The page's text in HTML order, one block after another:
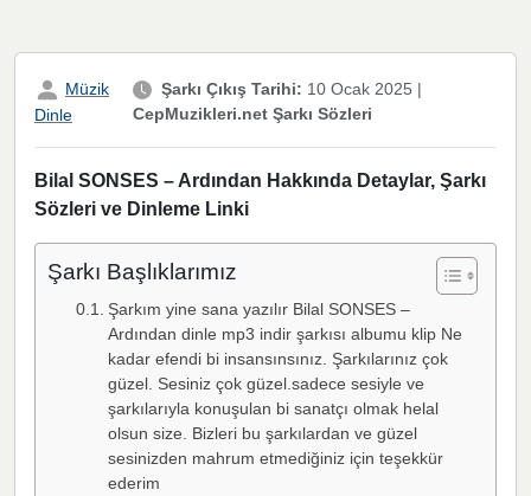
Müzik
Dinle
Şarkı Çıkış Tarihi: 10 Ocak 2025 |
CepMuzikleri.net Şarkı Sözleri
Bilal SONSES – Ardından Hakkında Detaylar, Şarkı
Sözleri ve Dinleme Linki
Şarkı Başlıklarımız
Şarkım yine sana yazılır Bilal SONSES –
Ardından dinle mp3 indir şarkısı albumu klip Ne
kadar efendi bi insansınsınız. Şarkılarınız çok
güzel. Sesiniz çok güzel.sadece sesiyle ve
şarkılarıyla konuşulan bi sanatçı olmak helal
olsun size. Bizleri bu şarkılardan ve güzel
sesinizden mahrum etmediğiniz için teşekkür
ederim